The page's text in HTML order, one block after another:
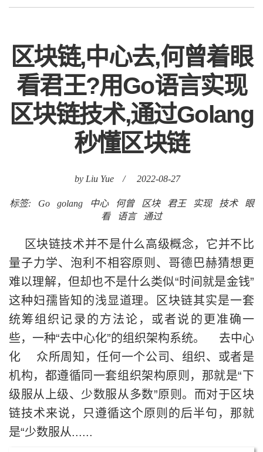
区块链,中心去,何曾着眼
看君王?用Go语言实现
区块链技术,通过Golang
秒懂区块链
by Liu Yue / 2022-08-27
标签: Go golang 中心 何曾 区块 君王 实现 技术
眼
看
语言 通过
区块链技术并不是什么高级概念，它并不比
量子力学、泡利不相容原则、哥德巴赫猜想更
难以理解，但却也不是什么类似“时间就是金钱”
这种妇孺皆知的浅显道理。区块链其实是一套
统筹组织记录的方法论，或者说的更准确一
些，一种“去中心化”的组织架构系统。 去中心
化 众所周知，任何一个公司、组织、或者是
机构，都遵循同一套组织架构原则，那就是“下
级服从上级、少数服从多数”原则。而对于区块
链技术来说，只遵循这个原则的后半句，那就
是“少数服从......